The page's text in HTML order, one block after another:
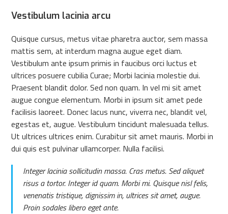
Vestibulum lacinia arcu
Quisque cursus, metus vitae pharetra auctor, sem massa
mattis sem, at interdum magna augue eget diam.
Vestibulum ante ipsum primis in faucibus orci luctus et
ultrices posuere cubilia Curae; Morbi lacinia molestie dui.
Praesent blandit dolor. Sed non quam. In vel mi sit amet
augue congue elementum. Morbi in ipsum sit amet pede
facilisis laoreet. Donec lacus nunc, viverra nec, blandit vel,
egestas et, augue. Vestibulum tincidunt malesuada tellus.
Ut ultrices ultrices enim. Curabitur sit amet mauris. Morbi in
dui quis est pulvinar ullamcorper. Nulla facilisi.
Integer lacinia sollicitudin massa. Cras metus. Sed aliquet
risus a tortor. Integer id quam. Morbi mi. Quisque nisl felis,
venenatis tristique, dignissim in, ultrices sit amet, augue.
Proin sodales libero eget ante.